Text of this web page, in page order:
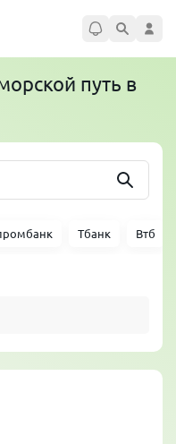
путь в
Тбанк Втб